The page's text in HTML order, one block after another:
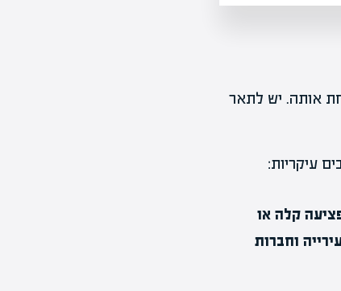
אותה. יש לתאר
עיקריות:
קלה או
וחברות